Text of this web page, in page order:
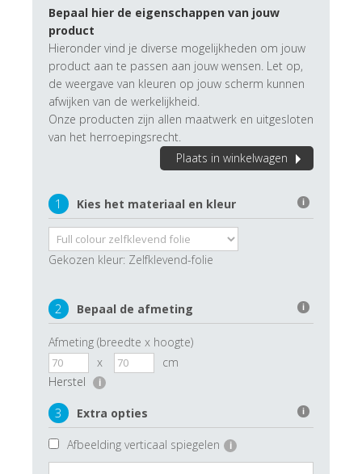
Bepaal hier de eigenschappen van jouw
product
Hieronder vind je diverse mogelijkheden om jouw
product aan te passen aan jouw wensen. Let op,
de weergave van kleuren op jouw scherm kunnen
afwijken van de werkelijkheid.
Onze producten zijn allen maatwerk en uitgesloten
van het herroepingsrecht.
Plaats in winkelwagen
1 Kies het materiaal en kleur i
Gekozen kleur: Zelfklevend-folie
2 Bepaal de afmeting i
Afmeting (breedte x hoogte)
x
cm
Herstel
i
3 Extra opties i
Afbeelding verticaal spiegelen i